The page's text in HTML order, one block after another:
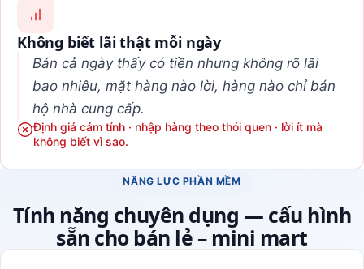
Không biết lãi thật mỗi ngày
Bán cả ngày thấy có tiền nhưng không rõ lãi
bao nhiêu, mặt hàng nào lời, hàng nào chỉ bán
hộ nhà cung cấp.
Định giá cảm tính · nhập hàng theo thói quen · lời ít mà
không biết vì sao.
NĂNG LỰC PHẦN MỀM
Tính năng chuyên dụng — cấu hình
sẵn cho bán lẻ – mini mart